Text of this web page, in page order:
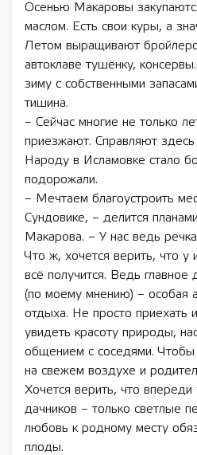
Осенью Макаровы
маслом. Есть свои куры, а
Летом выращивают
автоклаве тушёнку,
зиму с собственными
тишина.
– Сейчас многие не только
приезжают. Справляют
Народу в Исламовке стало
подорожали.
– Мечтаем благоустроить
Сундовике, – делится
Макарова. – У нас ведь речка
Что ж, хочется верить, что у
всё получится. Ведь главное
(по моему мнению) – особая
отдыха. Не просто приехать
увидеть красоту природы,
общением с соседями. Чтобы
на свежем воздухе и
Хочется верить, что впереди
дачников – только светлые
любовь к родному месту
плоды.